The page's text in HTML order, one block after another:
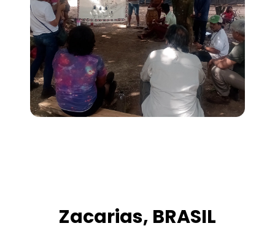
Zacarias, BRASIL